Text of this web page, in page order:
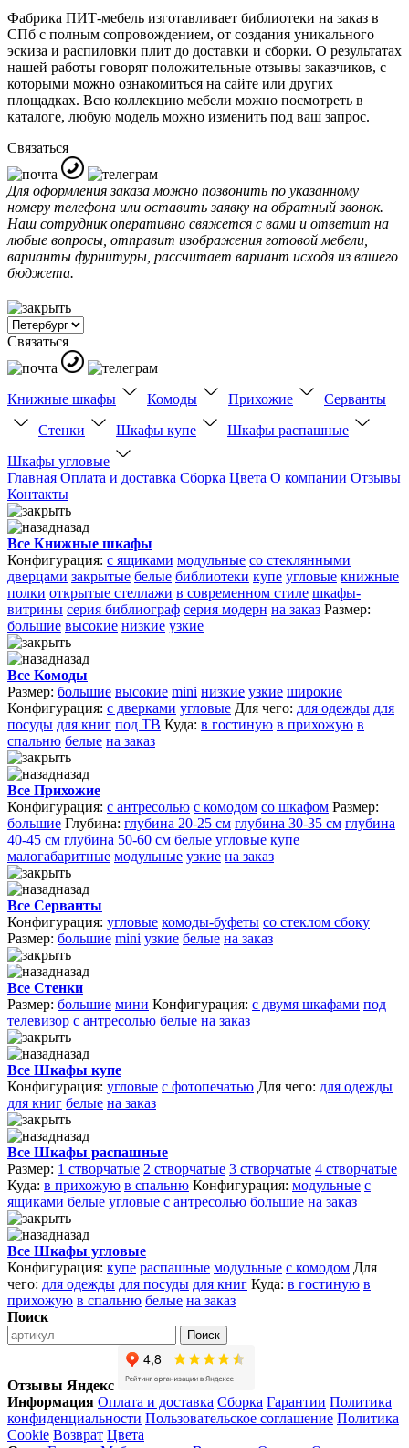
Фабрика ПИТ-мебель изготавливает библиотеки на заказ в
СПб с полным сопровождением, от создания уникального
эскиза и распиловки плит до доставки и сборки. О результатах
нашей работы говорят положительные отзывы заказчиков, с
которыми можно ознакомиться на сайте или других
площадках. Всю коллекцию мебели можно посмотреть в
каталоге, любую модель можно изменить под ваш запрос.
Связаться
Для оформления заказа можно позвонить по указанному
номеру телефона или оставить заявку на обратный звонок.
Наш сотрудник оперативно свяжется с вами и ответит на
любые вопросы, отправит изображения готовой мебели,
варианты фурнитуры, рассчитает вариант исходя из вашего
бюджета.
Связаться
Книжные шкафы Комоды Прихожие
Серванты
Стенки
Шкафы купе
Шкафы распашные
Шкафы угловые
Главная Оплата и доставка Сборка Цвета О компании Отзывы
Контакты
назад
Все Книжные шкафы
Конфигурация: с ящиками модульные со стеклянными
дверцами закрытые белые библиотеки купе угловые книжные
полки открытые стеллажи в современном стиле шкафы-
витрины серия библиограф серия модерн на заказ Размер:
большие высокие низкие узкие
назад
Все Комоды
Размер: большие высокие mini низкие узкие широкие
Конфигурация: с дверками угловые Для чего: для одежды для
посуды для книг под ТВ Куда: в гостиную в прихожую в
спальню белые на заказ
назад
Все Прихожие
Конфигурация: с антресолью с комодом со шкафом Размер:
большие Глубина: глубина 20-25 см глубина 30-35 см глубина
40-45 см глубина 50-60 см белые угловые купе
малогабаритные модульные узкие на заказ
назад
Все Серванты
Конфигурация: угловые комоды-буфеты со стеклом сбоку
Размер: большие mini узкие белые на заказ
назад
Все Стенки
Размер: большие мини Конфигурация: с двумя шкафами под
телевизор с антресолью белые на заказ
назад
Все Шкафы купе
Конфигурация: угловые с фотопечатью Для чего: для одежды
для книг белые на заказ
назад
Все Шкафы распашные
Размер: 1 створчатые 2 створчатые 3 створчатые 4 створчатые
Куда: в прихожую в спальню Конфигурация: модульные с
ящиками белые угловые с антресолью большие на заказ
назад
Все Шкафы угловые
Конфигурация: купе распашные модульные с комодом Для
чего: для одежды для посуды для книг Куда: в гостиную в
прихожую в спальню белые на заказ
Поиск
Поиск
Отзывы Яндекс
Информация Оплата и доставка Сборка Гарантии Политика
конфиденциальности Пользовательское соглашение Политика
Cookie Возврат Цвета